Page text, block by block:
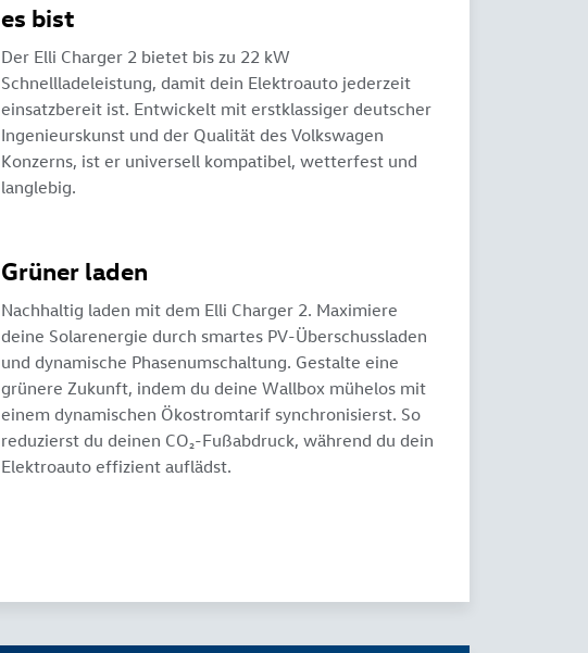
es bist
Der Elli Charger 2 bietet bis zu 22 kW
Schnellladeleistung, damit dein Elektroauto jederzeit
einsatzbereit ist. Entwickelt mit erstklassiger deutscher
Ingenieurskunst und der Qualität des Volkswagen
Konzerns, ist er universell kompatibel, wetterfest und
langlebig.
Grüner laden
Nachhaltig laden mit dem Elli Charger 2. Maximiere
deine Solarenergie durch smartes PV-Überschussladen
und dynamische Phasenumschaltung. Gestalte eine
grünere Zukunft, indem du deine Wallbox mühelos mit
einem dynamischen Ökostromtarif synchronisierst. So
reduzierst du deinen CO₂-Fußabdruck, während du dein
Elektroauto effizient auflädst.